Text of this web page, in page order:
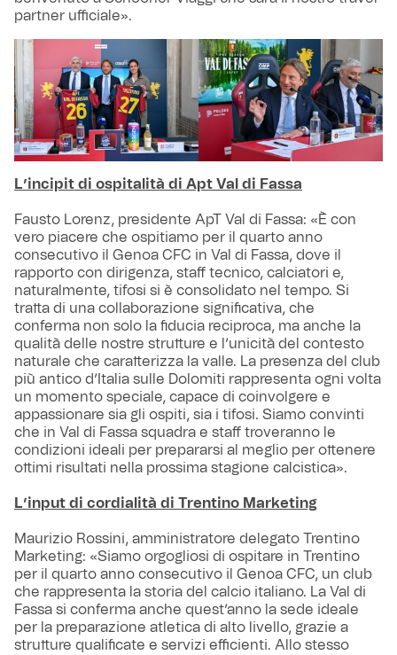
partner ufficiale».
L’incipit di ospitalità di Apt Val di Fassa
Fausto Lorenz, presidente ApT Val di Fassa: «È con
vero piacere che ospitiamo per il quarto anno
consecutivo il Genoa CFC in Val di Fassa, dove il
rapporto con dirigenza, staff tecnico, calciatori e,
naturalmente, tifosi si è consolidato nel tempo. Si
tratta di una collaborazione significativa, che
conferma non solo la fiducia reciproca, ma anche la
qualità delle nostre strutture e l’unicità del contesto
naturale che caratterizza la valle. La presenza del club
più antico d’Italia sulle Dolomiti rappresenta ogni volta
un momento speciale, capace di coinvolgere e
appassionare sia gli ospiti, sia i tifosi. Siamo convinti
che in Val di Fassa squadra e staff troveranno le
condizioni ideali per prepararsi al meglio per ottenere
ottimi risultati nella prossima stagione calcistica».
L’input di cordialità di Trentino Marketing
Maurizio Rossini, amministratore delegato Trentino
Marketing: «Siamo orgogliosi di ospitare in Trentino
per il quarto anno consecutivo il Genoa CFC, un club
che rappresenta la storia del calcio italiano. La Val di
Fassa si conferma anche quest’anno la sede ideale
per la preparazione atletica di alto livello, grazie a
strutture qualificate e servizi efficienti. Allo stesso